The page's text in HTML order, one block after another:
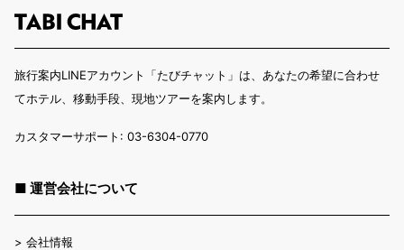
旅行案内LINEアカウント「たびチャット」は、あなたの希望に合わせ
てホテル、移動手段、現地ツアーを案内します。
カスタマーサポート: 03-6304-0770
■ 運営会社について
> 会社情報